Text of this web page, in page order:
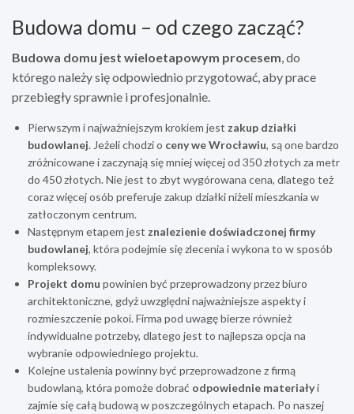
Budowa domu – od czego zacząć?
Budowa domu jest wieloetapowym procesem, do
którego należy się odpowiednio przygotować, aby prace
przebiegły sprawnie i profesjonalnie.
Pierwszym i najważniejszym krokiem jest zakup działki
budowlanej. Jeżeli chodzi o ceny we Wrocławiu, są one bardzo
zróżnicowane i zaczynają się mniej więcej od 350 złotych za metr
do 450 złotych. Nie jest to zbyt wygórowana cena, dlatego też
coraz więcej osób preferuje zakup działki niżeli mieszkania w
zatłoczonym centrum.
Następnym etapem jest znalezienie doświadczonej firmy
budowlanej, która podejmie się zlecenia i wykona to w sposób
kompleksowy.
Projekt domu powinien być przeprowadzony przez biuro
architektoniczne, gdyż uwzględni najważniejsze aspekty i
rozmieszczenie pokoi. Firma pod uwagę bierze również
indywidualne potrzeby, dlatego jest to najlepsza opcja na
wybranie odpowiedniego projektu.
Kolejne ustalenia powinny być przeprowadzone z firmą
budowlaną, która pomoże dobrać odpowiednie materiałyi
zajmie się całą budową w poszczególnych etapach. Po naszej